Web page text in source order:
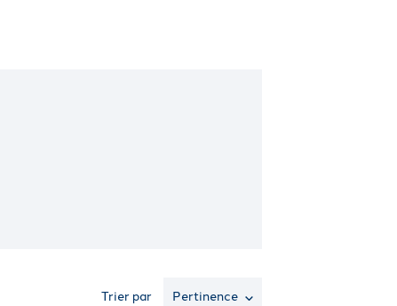
Trier par Pertinence